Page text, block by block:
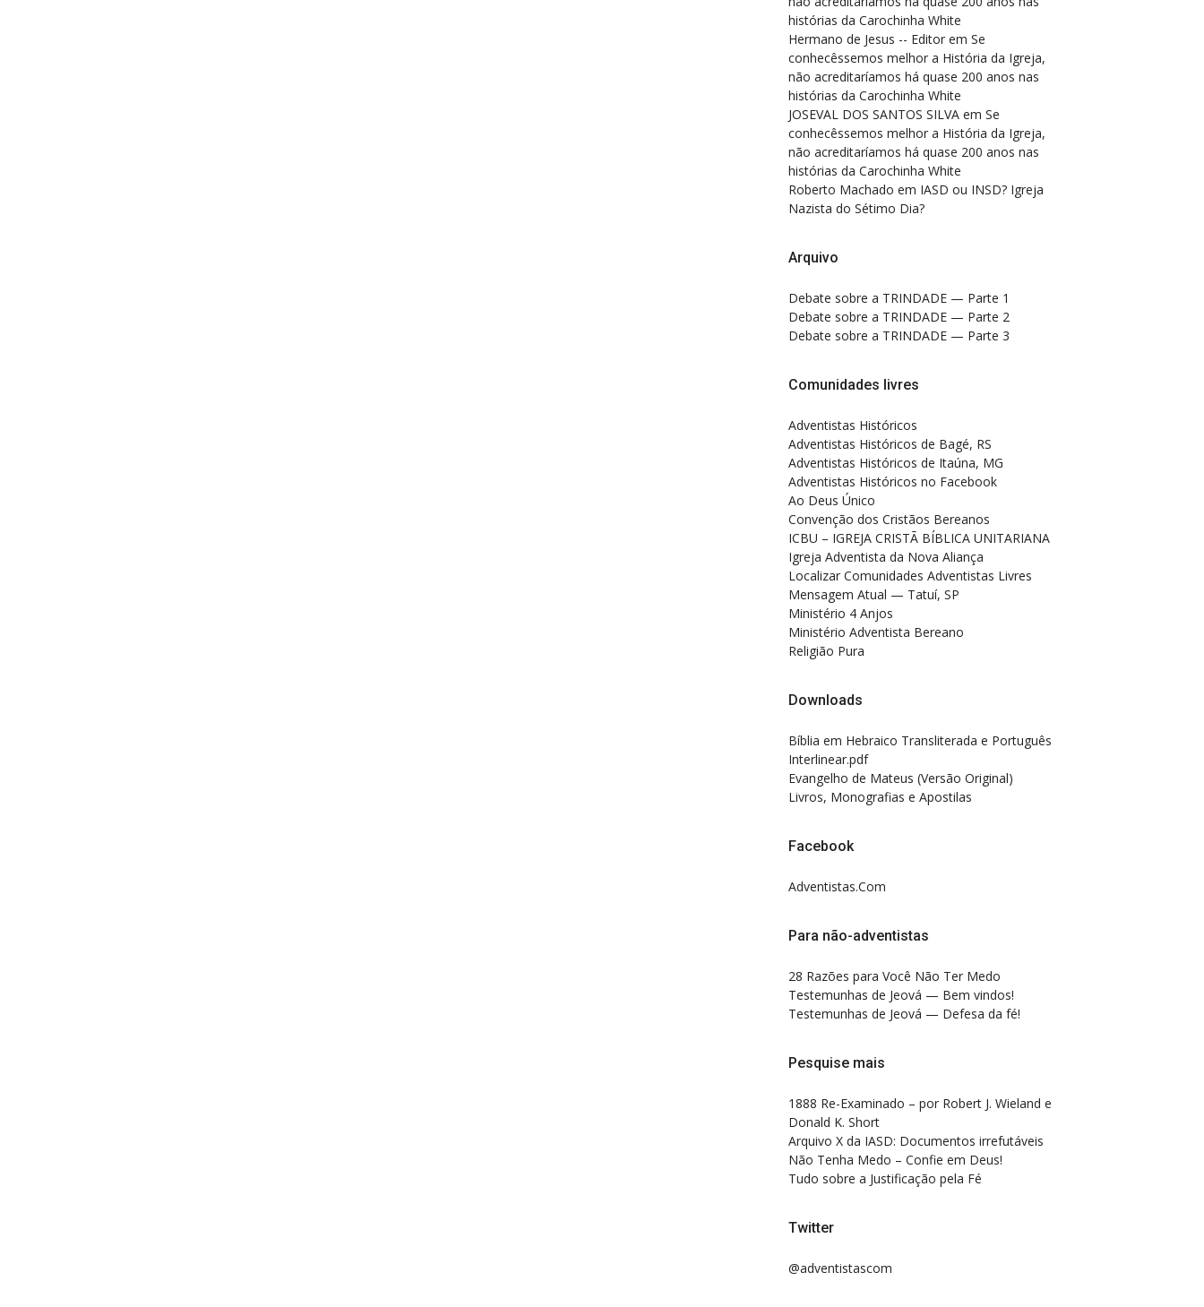
histórias da Carochinha White
Hermano de Jesus -- Editor em Se
conhecêssemos melhor a História da Igreja,
não acreditaríamos há quase 200 anos nas
histórias da Carochinha White
JOSEVAL DOS SANTOS SILVA em Se
conhecêssemos melhor a História da Igreja,
não acreditaríamos há quase 200 anos nas
histórias da Carochinha White
Roberto Machado em IASD ou INSD? Igreja
Nazista do Sétimo Dia?
Arquivo
Debate sobre a TRINDADE — Parte 1
Debate sobre a TRINDADE — Parte 2
Debate sobre a TRINDADE — Parte 3
Comunidades livres
Adventistas Históricos
Adventistas Históricos de Bagé, RS
Adventistas Históricos de Itaúna, MG
Adventistas Históricos no Facebook
Ao Deus Único
Convenção dos Cristãos Bereanos
ICBU – IGREJA CRISTÃ BÍBLICA UNITARIANA
Igreja Adventista da Nova Aliança
Localizar Comunidades Adventistas Livres
Mensagem Atual — Tatuí, SP
Ministério 4 Anjos
Ministério Adventista Bereano
Religião Pura
Downloads
Bíblia em Hebraico Transliterada e Português
Interlinear.pdf
Evangelho de Mateus (Versão Original)
Livros, Monografias e Apostilas
Facebook
Adventistas.Com
Para não-adventistas
28 Razões para Você Não Ter Medo
Testemunhas de Jeová — Bem vindos!
Testemunhas de Jeová — Defesa da fé!
Pesquise mais
1888 Re-Examinado – por Robert J. Wieland e
Donald K. Short
Arquivo X da IASD: Documentos irrefutáveis
Não Tenha Medo – Confie em Deus!
Tudo sobre a Justificação pela Fé
Twitter
@adventistascom